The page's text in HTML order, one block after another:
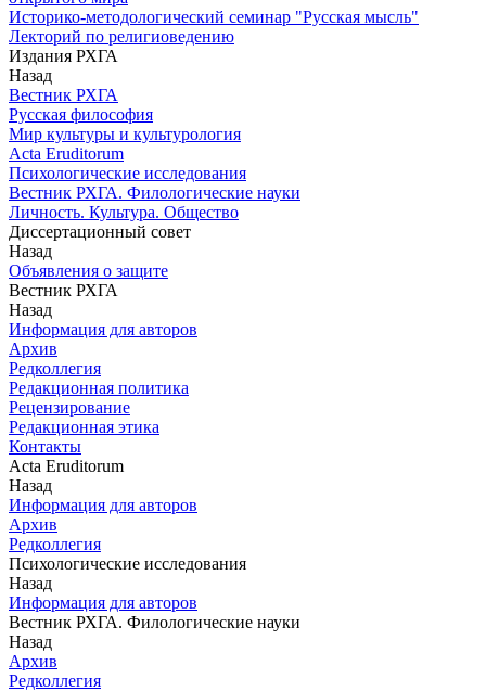
Историко-методологический семинар "Русская мысль"
Лекторий по религиоведению
Издания РХГА
Назад
Вестник РХГА
Русская философия
Мир культуры и культурология
Acta Eruditorum
Психологические исследования
Вестник РХГА. Филологические науки
Личность. Культура. Общество
Диссертационный совет
Назад
Объявления о защите
Вестник РХГА
Назад
Информация для авторов
Архив
Редколлегия
Редакционная политика
Рецензирование
Редакционная этика
Контакты
Acta Eruditorum
Назад
Информация для авторов
Архив
Редколлегия
Психологические исследования
Назад
Информация для авторов
Вестник РХГА. Филологические науки
Назад
Архив
Редколлегия